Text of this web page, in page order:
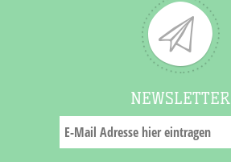
NEWSLETTER